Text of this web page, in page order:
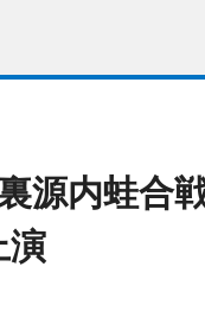
源内蛙合
演